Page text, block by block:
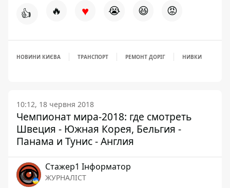
👍 🔥 ♥ 😭 😆 😡
НОВИНИ КИЄВА ТРАНСПОРТ РЕМОНТ ДОРІГ НИВКИ
10:12, 18 червня 2018
Чемпионат мира-2018: где смотреть
Швеция - Южная Корея, Бельгия -
Панама и Тунис - Англия
Стажер1 Інформатор
ЖУРНАЛІСТ